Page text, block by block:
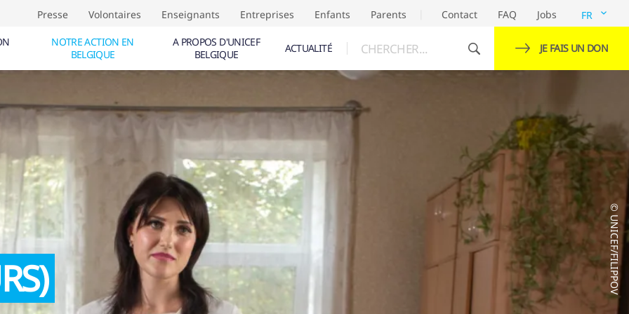
Presse Volontaires Enseignants Entreprises Enfants Parents Contact FAQ Jobs FR
NOTRE ACTION EN
BELGIQUE
A PROPOS D'UNICEF
BELGIQUE
ACTUALITÉ CHERCHER...
AUX DROITS DE L'ENFANT
JE FAIS UN DON
(0) ÉVÈNEMENTS (0)
© UNICEF/FILIPPOV